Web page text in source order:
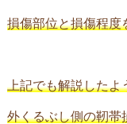
損傷部位と損傷程度
上記でも解説したよ
外くるぶし側の靭帯